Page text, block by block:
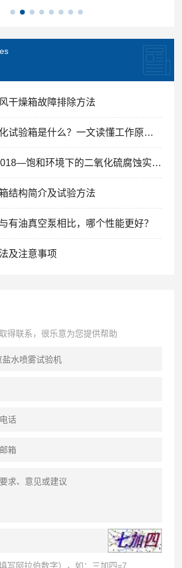
干燥箱故障排除方法
人工加速氙灯老化试验箱是什么？一文读懂工作原理与核心功能
德国标准DIN 50018—饱和环境下的二氧化硫腐蚀实验译本
结构简介及试验方法
有油真空泵相比，哪个性能更好？
及注意事项
得联系，很乐意为您提供帮助
写阿拉伯数字），如：三加四=7